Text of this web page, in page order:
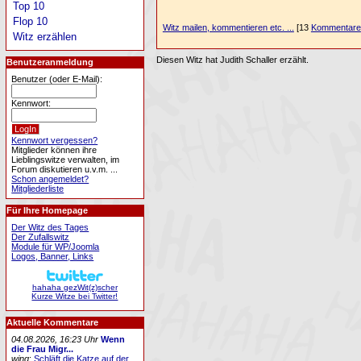
Witz mailen, kommentieren etc. ... [13 Kommentare
Diesen Witz hat Judith Schaller erzählt.
Top 10
Flop 10
Witz erzählen
Benutzeranmeldung
Benutzer (oder E-Mail):
Kennwort:
Kennwort vergessen?
Mitglieder können ihre
Lieblingswitze verwalten, im
Forum diskutieren u.v.m. ...
Schon angemeldet?
Mitgliederliste
Für Ihre Homepage
Der Witz des Tages
Der Zufallswitz
Module für WP/Joomla
Logos, Banner, Links
hahaha gezWit(z)scher
Kurze Witze bei Twitter!
Aktuelle Kommentare
04.08.2026, 16:23 Uhr Wenn
die Frau Migr...
wing:Schläft die Katze auf der